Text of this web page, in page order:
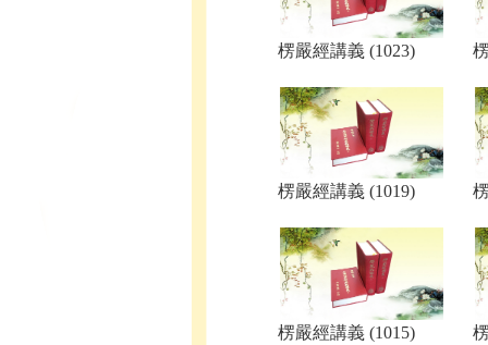
楞嚴經講義 (1023)
楞嚴經講義 (1019)
楞嚴經講義 (1015)